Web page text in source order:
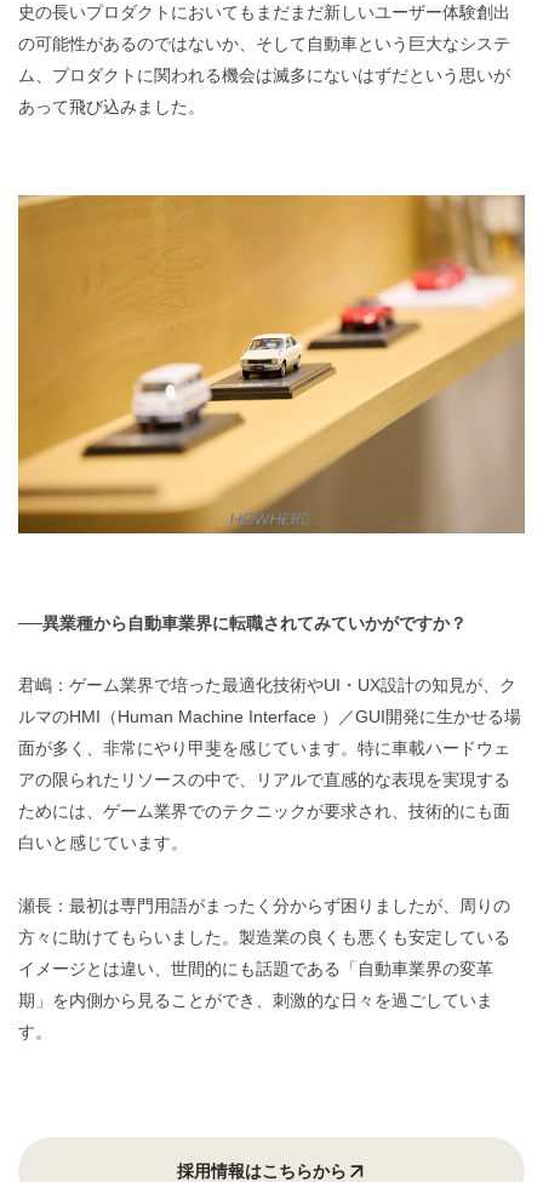
史の長いプロダクトにおいてもまだまだ新しいユーザー体験創出
の可能性があるのではないか、そして自動車という巨大なシステ
ム、プロダクトに関われる機会は滅多にないはずだという思いが
あって飛び込みました。
──異業種から自動車業界に転職されてみていかがですか？
君嶋：ゲーム業界で培った最適化技術やUI・UX設計の知見が、ク
ルマのHMI（Human Machine Interface ）／GUI開発に生かせる場
面が多く、非常にやり甲斐を感じています。特に車載ハードウェ
アの限られたリソースの中で、リアルで直感的な表現を実現する
ためには、ゲーム業界でのテクニックが要求され、技術的にも面
白いと感じています。
瀬長：最初は専門用語がまったく分からず困りましたが、周りの
方々に助けてもらいました。製造業の良くも悪くも安定している
イメージとは違い、世間的にも話題である「自動車業界の変革
期」を内側から見ることができ、刺激的な日々を過ごしていま
す。
採用情報はこちらから